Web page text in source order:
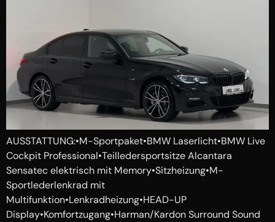
AUSSTATTUNG:•M-Sportpaket•BMW Laserlicht•BMW Live
Cockpit Professional•Teilledersportsitze Alcantara
Sensatec elektrisch mit Memory•Sitzheizung•M-
Sportlederlenkrad mit
Multifunktion•Lenkradheizung•HEAD-UP
Display•Komfortzugang•Harman/Kardon Surround Sound